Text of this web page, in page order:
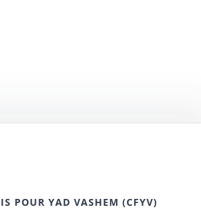
POUR YAD VASHEM (CFYV)